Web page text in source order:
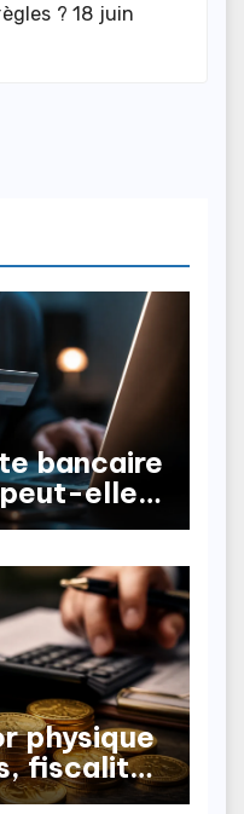
? 18 juin
bancaire
elle
?
physique
fiscalité